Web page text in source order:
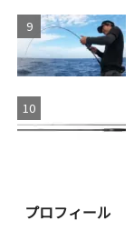
プロフィール